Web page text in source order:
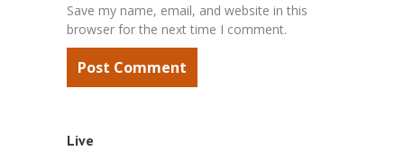
Save my name, email, and website in this
browser for the next time I comment.
Live